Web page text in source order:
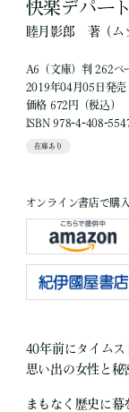
快楽デパート
睦月影郎 著（ム
A6（文庫）判 262ペ
2019年04月05日発売
価格 672円（税込）
ISBN 978-4-408-
在庫あり
オンライン書店で購
40年前にタイムス
思い出の女性と秘
まもなく歴史に